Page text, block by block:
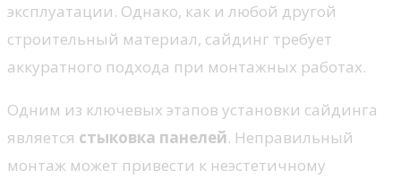
эксплуатации. Однако, как и любой другой
строительный материал, сайдинг требует
аккуратного подхода при монтажных работах.
Одним из ключевых этапов установки сайдинга
является стыковка панелей. Неправильный
монтаж может привести к неэстетичному